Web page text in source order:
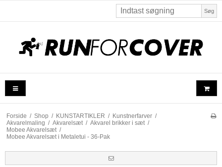
Søg
Forside / Shop / KUNSTARTIKLER / Kunstnerfarver /
Akvarelmaling / Akvarelsæt / Akvarel brikker i sæt /
Mobee Akvarelsæt /
Mobee Akvarelsæt i Metaletui - 36-Pak